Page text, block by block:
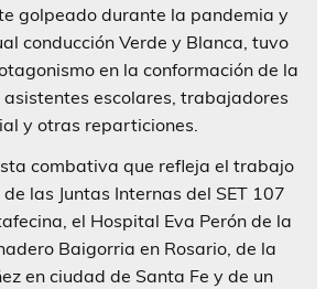
golpeado durante la pandemia y
conducción Verde y Blanca, tuvo
en la conformación de la
escolares, trabajadores
y otras reparticiones.
combativa que refleja el trabajo
las Juntas Internas del SET 107
el Hospital Eva Perón de la
Baigorria en Rosario, de la
en ciudad de Santa Fe y de un